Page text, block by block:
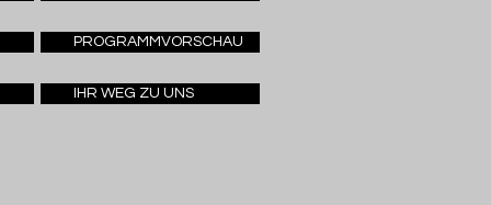
PROGRAMMVORSCHAU
IHR WEG ZU UNS